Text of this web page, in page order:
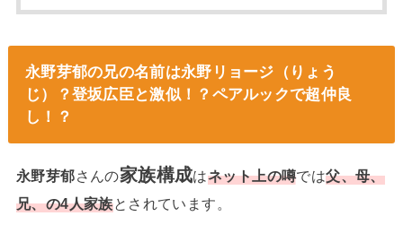
永野芽郁の兄の名前は永野リョージ（りょう
じ）？登坂広臣と激似！？ペアルックで超仲良
し！？
永野芽郁さんの家族構成はネット上の噂では父、母、
兄、の4人家族とされています。